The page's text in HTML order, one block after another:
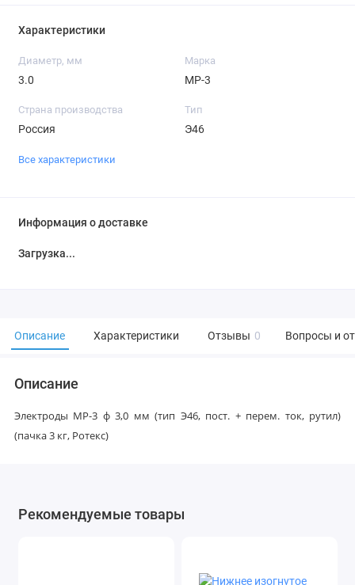
Характеристики
Диаметр, мм
3.0
Марка
МР-3
Страна производства
Россия
Тип
Э46
Все характеристики
Информация о доставке
Загрузка...
Описание Характеристики Отзывы 0 Вопросы и
Описание
Электроды МР-3 ф 3,0 мм (тип Э46, пост. + перем. ток, рутил)
(пачка 3 кг, Ротекс)
Рекомендуемые товары